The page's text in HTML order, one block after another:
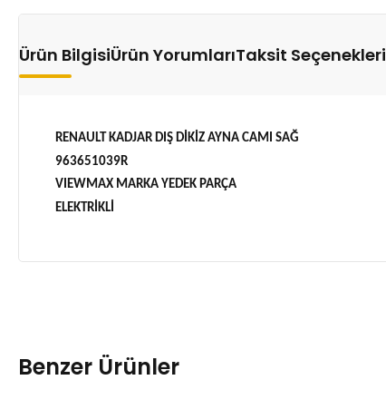
Ürün BilgisiÜrün YorumlarıTaksit Seçenekleri
RENAULT KADJAR DIŞ DİKİZ AYNA CAMI SAĞ
963651039R
VIEWMAX MARKA YEDEK PARÇA
ELEKTRİKLİ
Benzer Ürünler